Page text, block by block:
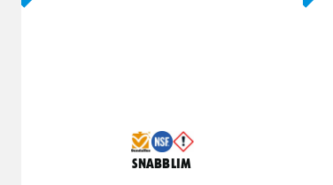
Snabblim